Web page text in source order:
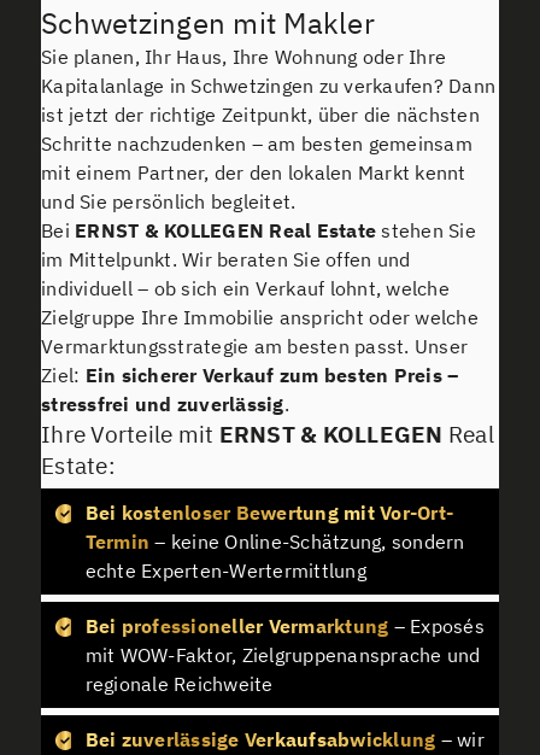
Schwetzingen mit Makler
Sie planen, Ihr Haus, Ihre Wohnung oder Ihre
Kapitalanlage in Schwetzingen zu verkaufen? Dann
ist jetzt der richtige Zeitpunkt, über die nächsten
Schritte nachzudenken – am besten gemeinsam
mit einem Partner, der den lokalen Markt kennt
und Sie persönlich begleitet.
Bei ERNST & KOLLEGEN Real Estate stehen Sie
im Mittelpunkt. Wir beraten Sie offen und
individuell – ob sich ein Verkauf lohnt, welche
Zielgruppe Ihre Immobilie anspricht oder welche
Vermarktungsstrategie am besten passt. Unser
Ziel: Ein sicherer Verkauf zum besten Preis –
stressfrei und zuverlässig.
Ihre Vorteile mit ERNST & KOLLEGEN Real
Estate:
Bei kostenloser Bewertung mit Vor-Ort-
Termin– keine Online-Schätzung, sondern
echte Experten-Wertermittlung
Bei professioneller Vermarktung – Exposés
mit WOW-Faktor, Zielgruppenansprache und
regionale Reichweite
Bei zuverlässige Verkaufsabwicklung – wir